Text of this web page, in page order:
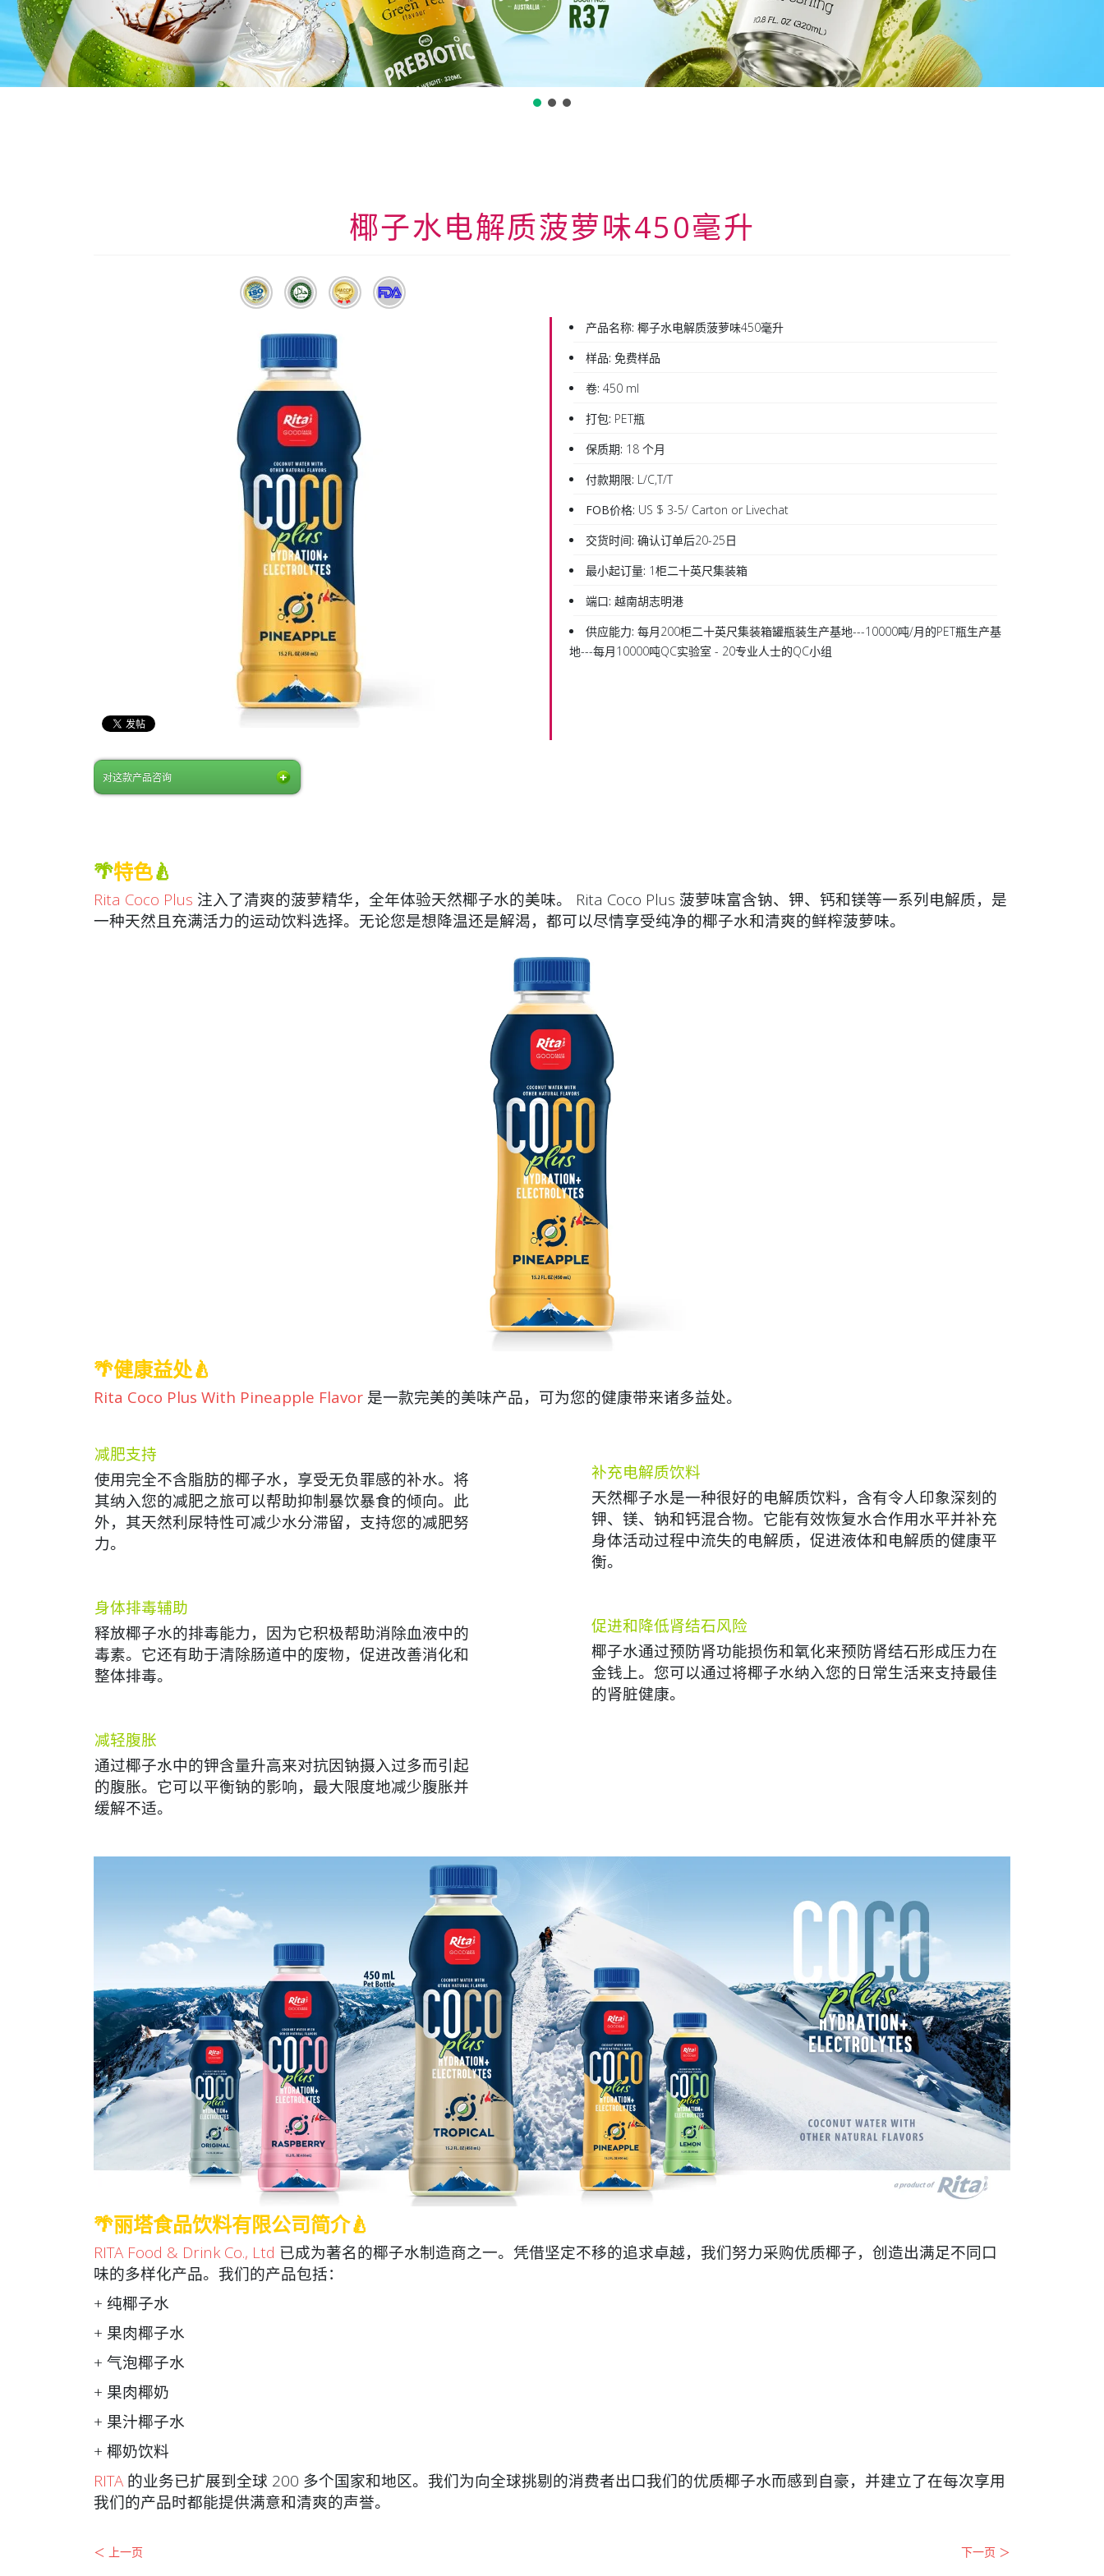
椰子水电解质菠萝味450毫升
对这款产品咨询
产品名称: 椰子水电解质菠萝味450毫升
样品: 免费样品
卷: 450 ml
打包: PET瓶
保质期: 18 个月
付款期限: L/C,T/T
FOB价格: US $ 3-5/ Carton or Livechat
交货时间: 确认订单后20-25日
最小起订量: 1柜二十英尺集装箱
端口: 越南胡志明港
供应能力: 每月200柜二十英尺集装箱罐瓶装生产基地---10000吨/月的PET瓶生产基
地---每月10000吨QC实验室 - 20专业人士的QC小组
🌴特色🍐
Rita Coco Plus 注入了清爽的菠萝精华，全年体验天然椰子水的美味。 Rita Coco Plus 菠萝味富含钠、钾、钙和镁等一系列电解质，是
一种天然且充满活力的运动饮料选择。无论您是想降温还是解渴，都可以尽情享受纯净的椰子水和清爽的鲜榨菠萝味。
🌴健康益处🍐
Rita Coco Plus With Pineapple Flavor 是一款完美的美味产品，可为您的健康带来诸多益处。
减肥支持
使用完全不含脂肪的椰子水，享受无负罪感的补水。将
其纳入您的减肥之旅可以帮助抑制暴饮暴食的倾向。此
外，其天然利尿特性可减少水分滞留，支持您的减肥努
力。
身体排毒辅助
释放椰子水的排毒能力，因为它积极帮助消除血液中的
毒素。它还有助于清除肠道中的废物，促进改善消化和
整体排毒。
减轻腹胀
通过椰子水中的钾含量升高来对抗因钠摄入过多而引起
的腹胀。它可以平衡钠的影响，最大限度地减少腹胀并
缓解不适。
补充电解质饮料
天然椰子水是一种很好的电解质饮料，含有令人印象深刻的
钾、镁、钠和钙混合物。它能有效恢复水合作用水平并补充
身体活动过程中流失的电解质，促进液体和电解质的健康平
衡。
促进和降低肾结石风险
椰子水通过预防肾功能损伤和氧化来预防肾结石形成压力在
金钱上。您可以通过将椰子水纳入您的日常生活来支持最佳
的肾脏健康。
🌴丽塔食品饮料有限公司简介🍐
RITA Food & Drink Co., Ltd 已成为著名的椰子水制造商之一。凭借坚定不移的追求卓越，我们努力采购优质椰子，创造出满足不同口
味的多样化产品。我们的产品包括：
+ 纯椰子水
+ 果肉椰子水
+ 气泡椰子水
+ 果肉椰奶
+ 果汁椰子水
+ 椰奶饮料
RITA 的业务已扩展到全球 200 多个国家和地区。我们为向全球挑剔的消费者出口我们的优质椰子水而感到自豪，并建立了在每次享用
我们的产品时都能提供满意和清爽的声誉。
＜ 上一页 下一页 ＞